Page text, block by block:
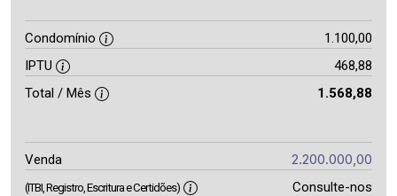
Condomínio
1.100,00
IPTU
468,88
Total / Mês
1.568,88
Venda 2.200.000,00
(ITBI, Registro, Escritura e Certidões)
Consulte-nos